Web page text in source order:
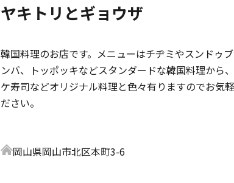
ヤキトリとギョウザ
韓国料理のお店です。メニューはチヂミやスンドゥ
ンバ、トッポッキなどスタンダードな韓国料理から
ケ寿司などオリジナル料理と色々有りますのでお気
ださい。
岡山県岡山市北区本町3-6